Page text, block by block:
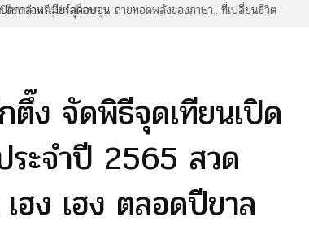
กาล่าพรีเมียร์สุดอบอุ่น ถ่ายทอดพลังของภาษา…ที่เปลี่ยนชีวิต
ตึ๊ง จัดพิธีจุดเทียนเปิด
ะจำปี 2565 สวด
ฮง เฮง ตลอดปีขาล